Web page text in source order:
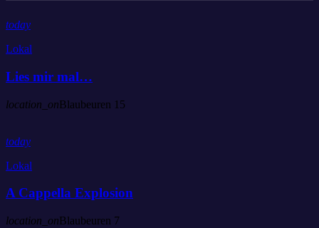
today
Lokal
Lies mir mal…
location_onBlaubeuren 15
today
Lokal
A Cappella Explosion
location_onBlaubeuren 7